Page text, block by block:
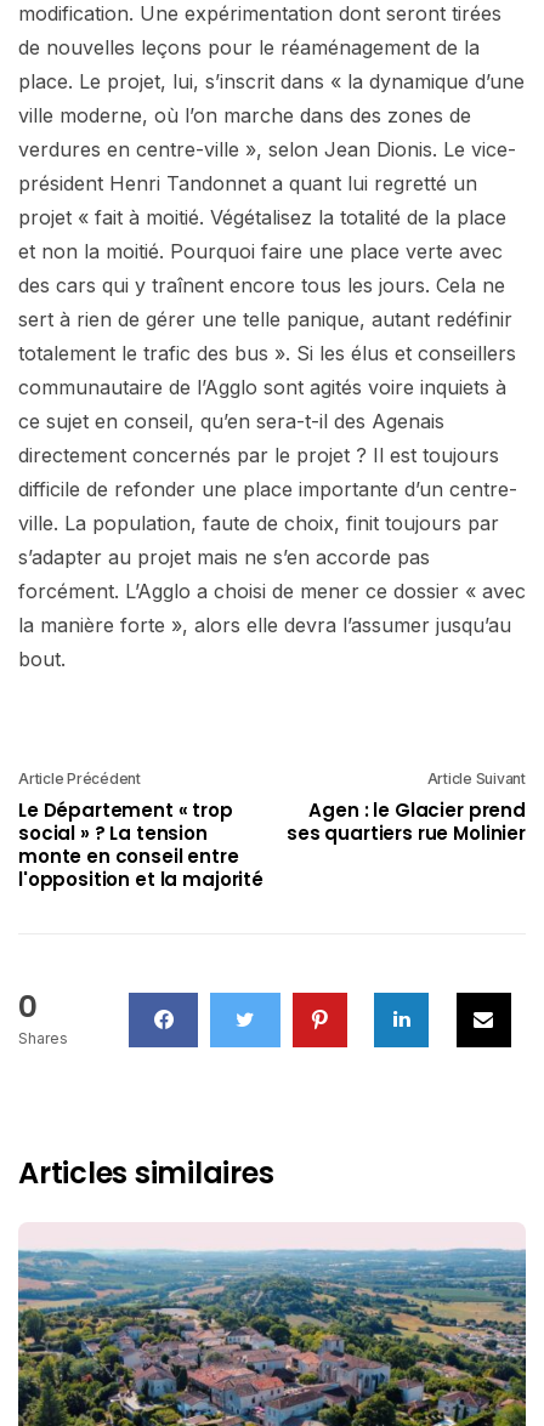
modification. Une expérimentation dont seront tirées
de nouvelles leçons pour le réaménagement de la
place. Le projet, lui, s’inscrit dans « la dynamique d’une
ville moderne, où l’on marche dans des zones de
verdures en centre-ville », selon Jean Dionis. Le vice-
président Henri Tandonnet a quant lui regretté un
projet « fait à moitié. Végétalisez la totalité de la place
et non la moitié. Pourquoi faire une place verte avec
des cars qui y traînent encore tous les jours. Cela ne
sert à rien de gérer une telle panique, autant redéfinir
totalement le trafic des bus ». Si les élus et conseillers
communautaire de l’Agglo sont agités voire inquiets à
ce sujet en conseil, qu’en sera-t-il des Agenais
directement concernés par le projet ? Il est toujours
difficile de refonder une place importante d’un centre-
ville. La population, faute de choix, finit toujours par
s’adapter au projet mais ne s’en accorde pas
forcément. L’Agglo a choisi de mener ce dossier « avec
la manière forte », alors elle devra l’assumer jusqu’au
bout.
Article Précédent
Le Département « trop
social » ? La tension
monte en conseil entre
l'opposition et la majorité
Article Suivant
Agen : le Glacier prend
ses quartiers rue Molinier
0
Shares
Articles similaires